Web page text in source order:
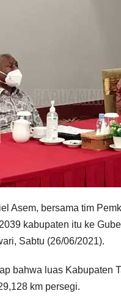
Asem, bersama tim
kabupaten itu ke
Sabtu (26/06/2021).
bahwa luas Kabupaten
km persegi.